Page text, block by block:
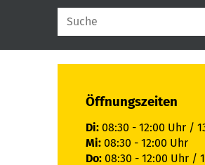
Öffnungszeiten
Di: 08:30 - 12:00 Uhr /
Mi: 08:30 - 12:00 Uhr
Do: 08:30 - 12:00 Uhr /